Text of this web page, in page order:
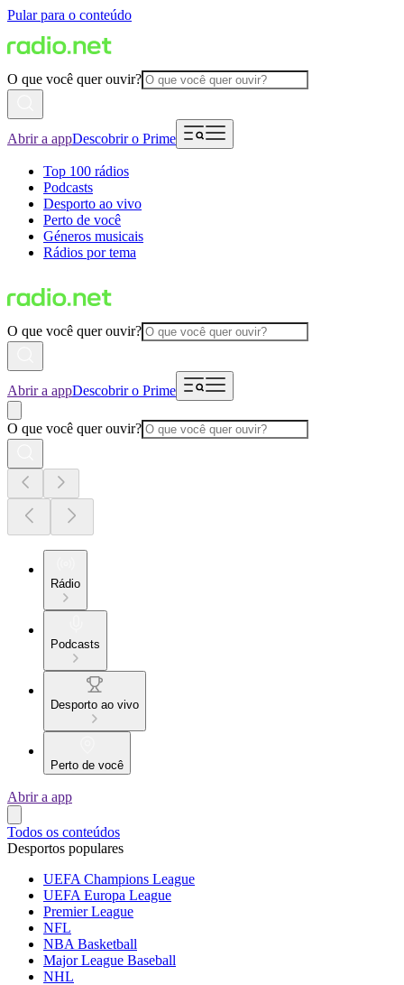
Pular para o conteúdo
O que você quer ouvir?
Abrir a appDescobrir o Prime
Top 100 rádios
Podcasts
Desporto ao vivo
Perto de você
Géneros musicais
Rádios por tema
O que você quer ouvir?
Abrir a appDescobrir o Prime
O que você quer ouvir?
Rádio
Podcasts
Desporto ao vivo
Perto de você
Abrir a app
Todos os conteúdos
Desportos populares
UEFA Champions League
UEFA Europa League
Premier League
NFL
NBA Basketball
Major League Baseball
NHL